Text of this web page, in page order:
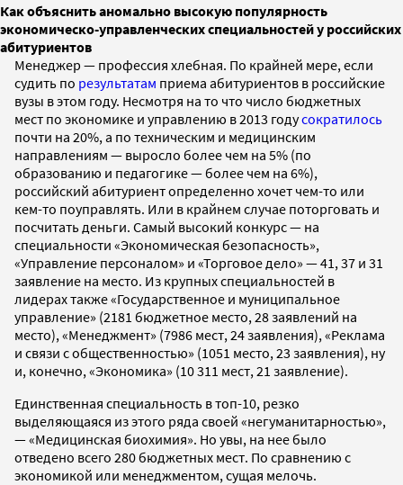
Как объяснить аномально высокую популярность
экономическо-управленческих специальностей у российских
абитуриентов
Менеджер — профессия хлебная. По крайней мере, если
судить по результатам приема абитуриентов в российские
вузы в этом году. Несмотря на то что число бюджетных
мест по экономике и управлению в 2013 годусократилось
почти на 20%, а по техническим и медицинским
направлениям — выросло более чем на 5% (по
образованию и педагогике — более чем на 6%),
российский абитуриент определенно хочет чем-то или
кем-то поуправлять. Или в крайнем случае поторговать и
посчитать деньги. Самый высокий конкурс — на
специальности «Экономическая безопасность»,
«Управление персоналом» и «Торговое дело» — 41, 37 и 31
заявление на место. Из крупных специальностей в
лидерах также «Государственное и муниципальное
управление» (2181 бюджетное место, 28 заявлений на
место), «Менеджмент» (7986 мест, 24 заявления), «Реклама
и связи с общественностью» (1051 место, 23 заявления), ну
и, конечно, «Экономика» (10 311 мест, 21 заявление).
Единственная специальность в топ-10, резко
выделяющаяся из этого ряда своей «негуманитарностью»,
— «Медицинская биохимия». Но увы, на нее было
отведено всего 280 бюджетных мест. По сравнению с
экономикой или менеджментом, сущая мелочь.